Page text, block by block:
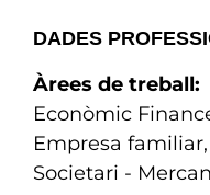
DADES
Àrees de treball:
Econòmic
Empresa familiar,
Societari -